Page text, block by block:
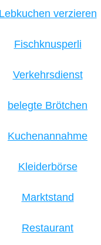
Lebkuchen verzieren
Fischknusperli
Verkehrsdienst
belegte Brötchen
Kuchenannahme
Kleiderbörse
Marktstand
Restaurant